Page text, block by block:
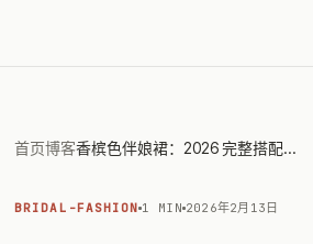
首页博客 香槟色伴娘裙：2026 完整搭配指南
BRIDAL-FASHION 1 MIN 2026年2月13日